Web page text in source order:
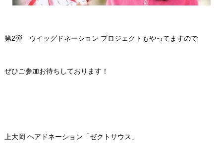
第2弾 ウイッグドネーション プロジェクトもやってますので
ぜひご参加お待ちしております！
上大岡 ヘアドネーション「ゼクトサウス」